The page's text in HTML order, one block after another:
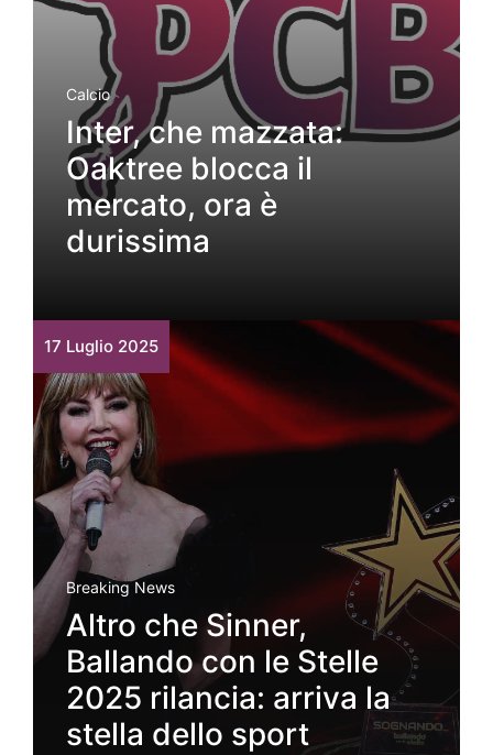
Calcio
Inter, che mazzata:
Oaktree blocca il
mercato, ora è
durissima
17 Luglio 2025
Breaking News
Altro che Sinner,
Ballando con le Stelle
2025 rilancia: arriva la
stella dello sport